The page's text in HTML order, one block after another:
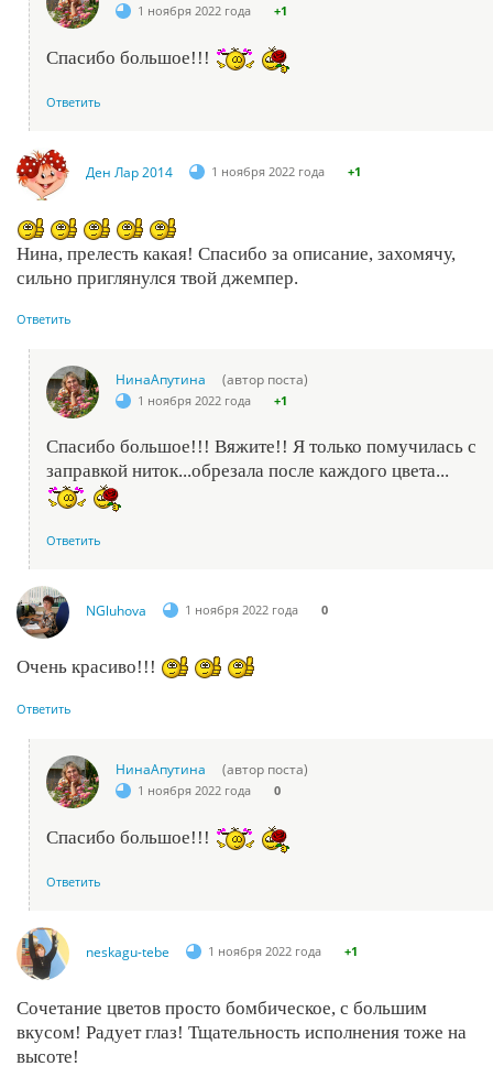
1 ноября 2022 года +1
Спасибо большое!!!
Ответить
Ден Лар 2014 1 ноября 2022 года +1
Нина, прелесть какая! Спасибо за описание, захомячу,
сильно приглянулся твой джемпер.
Ответить
НинаАпутина (автор поста)
1 ноября 2022 года +1
Спасибо большое!!! Вяжите!! Я только помучилась с
заправкой ниток...обрезала после каждого цвета...
Ответить
NGluhova 1 ноября 2022 года 0
Очень красиво!!!
Ответить
НинаАпутина (автор поста)
1 ноября 2022 года 0
Спасибо большое!!!
Ответить
neskagu-tebe 1 ноября 2022 года +1
Сочетание цветов просто бомбическое, с большим
вкусом! Радует глаз! Тщательность исполнения тоже на
высоте!